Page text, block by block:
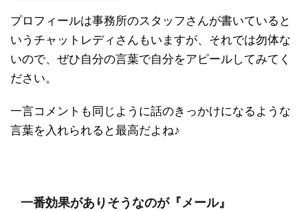
プロフィールは事務所のスタッフさんが書いていると
いうチャットレディさんもいますが、それでは勿体な
いので、ぜひ自分の言葉で自分をアピールしてみてく
ださい。
一言コメントも同じように話のきっかけになるような
言葉を入れられると最高だよね♪
一番効果がありそうなのが『メール』